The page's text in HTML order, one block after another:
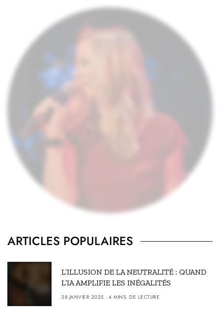
ARTICLES POPULAIRES
L’ILLUSION DE LA NEUTRALITÉ : QUAND
L’IA AMPLIFIE LES INÉGALITÉS
28 JANVIER 2025 4 MINS. DE LECTURE